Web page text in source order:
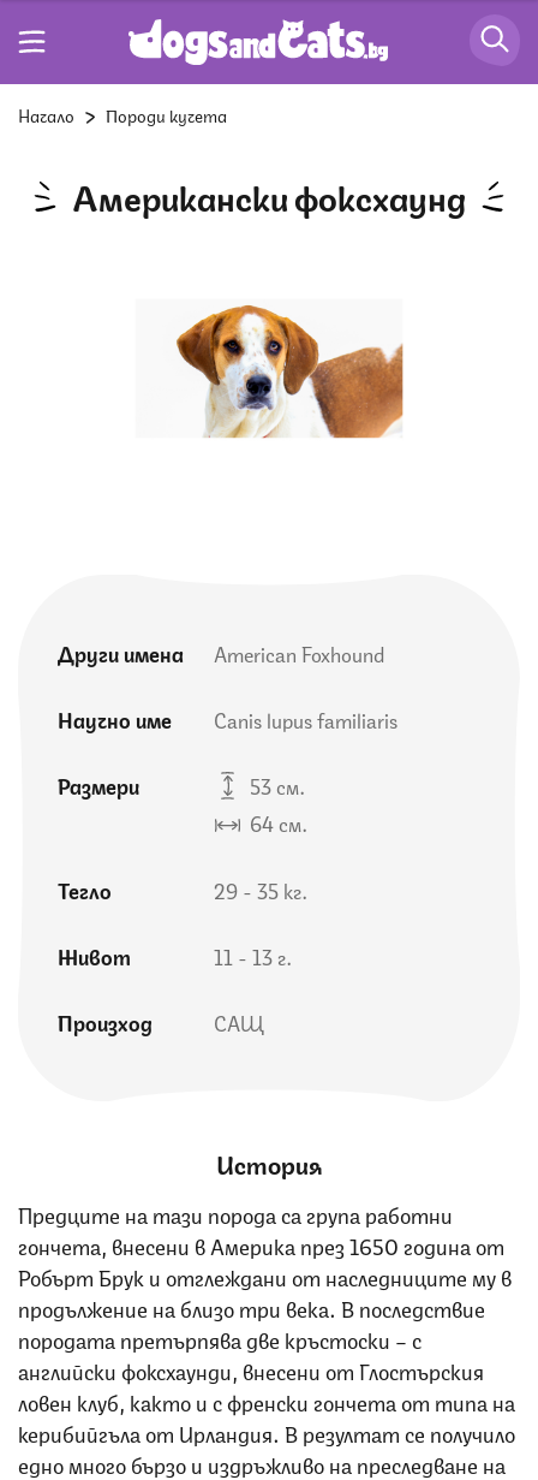
Начало Породи кучета
Американски фоксхаунд
Други имена American Foxhound
Научно име Canis lupus familiaris
Размери
53 см.
64 см.
Тегло 29 - 35 кг.
Живот 11 - 13 г.
Произход САЩ
История
Предците на тази порода са група работни
гончета, внесени в Америка през 1650 година от
Робърт Брук и отглеждани от наследниците му в
продължение на близо три века. В последствие
породата претърпява две кръстоски – с
английски фоксхаунди, внесени от Глостърския
ловен клуб, както и с френски гончета от типа на
керибийгъла от Ирландия. В резултат се получило
едно много бързо и издръжливо на преследване на